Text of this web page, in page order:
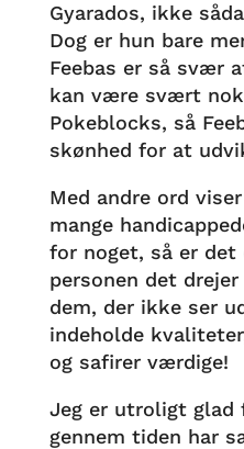
Gyarados, ikke
Dog er hun bare
Feebas er så svær
kan være svært
Pokeblocks, så
skønhed for at
Med andre ord
mange
for noget, så er det
personen det
dem, der ikke ser
indeholde
og safirer værdige!
Jeg er utroligt glad
gennem tiden har